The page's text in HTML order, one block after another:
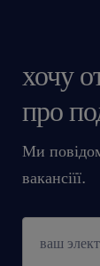
хочу
про
Ми
вакансіїї.